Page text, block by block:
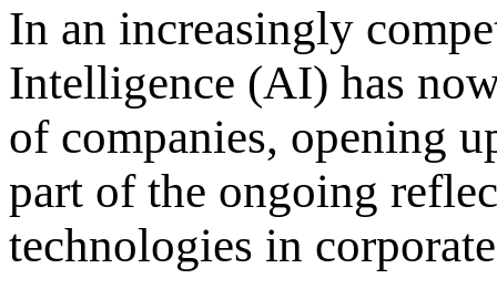
In an increasingly
Intelligence (AI) has
of companies, opening
part of the ongoing
technologies in